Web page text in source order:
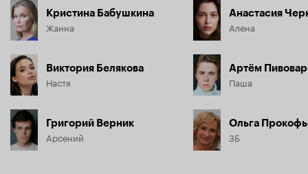
Кристина Бабушкина
Жанна
Виктория Белякова
Настя
Григорий Верник
Арсений
Анастасия
Алена
Артём
Паша
Ольга
ЗБ